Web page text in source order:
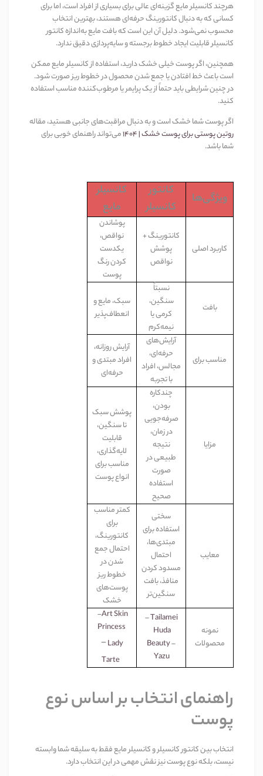
هرچند کانسیلر مایع گزینه‌ای عالی برای بسیاری از افراد است، اما برای
کسانی که به دنبال کانتورینگ حرفه‌ای هستند، بهترین انتخاب
محسوب نمی‌شود. دلیل آن این است که بافت مایع به‌اندازه کانتور
کانسیلر قابلیت ایجاد خطوط برجسته و سایه‌پردازی دقیق ندارد.
همچنین، اگر پوست خیلی خشک دارید، استفاده از کانسیلر مایع ممکن
است باعث خط افتادن یا جمع شدن محصول در خطوط ریز صورت شود.
در چنین شرایطی باید حتماً از یک پرایمر یا مرطوب‌کننده مناسب استفاده
کنید.
اگر پوست شما خشک است و به دنبال مراقبت‌های جانبی هستید، مقاله
روتین پوستی برای پوست خشک |۱۴۰۴می‌تواند راهنمای خوبی برای
شما باشد.
ویژگی‌ها کانتور
کانسیلر
کانسیلر
مایع
کاربرد اصلی
کانتورینگ +
پوشش
نواقص
پوشاندن
نواقص،
یکدست
کردن رنگ
پوست
بافت
نسبتاً
سنگین،
کرمی یا
نیمه‌کرم
سبک، مایع و
انعطاف‌پذیر
مناسببرای
آرایش‌های
حرفه‌ای،
مجالس، افراد
با تجربه
آرایش روزانه،
افراد مبتدی و
حرفه‌ای
مزایا
چندکاره
بودن،
صرفه‌جویی
در زمان،
نتیجه
طبیعی در
صورت
استفاده
صحیح
پوشش سبک
تا سنگین،
قابلیت
لایه‌گذاری،
مناسب برای
انواع پوست
معایب
سختی
استفاده برای
مبتدی‌ها،
احتمال
مسدود کردن
منافذ، بافت
سنگین‌تر
کمتر مناسب
برای
کانتورینگ،
احتمال جمع
شدن در
خطوط ریز
پوست‌های
خشک
نمونه
محصولات
Tailamei
–
Huda
Beauty–
Yazu
Art Skin
–
Princess
Lady
–
Tarte
راهنمای انتخاب بر اساس نوع
پوست
انتخاب بین کانتور کانسیلر و کانسیلر مایع فقط به سلیقه شما وابسته
نیست، بلکه نوع پوست نیز نقش مهمی در این انتخاب دارد.